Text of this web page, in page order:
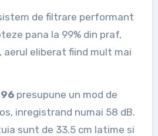
de filtrare performant
pana la 99% din praf,
aerul eliberat fiind mult mai
presupune un mod de
inregistrand numai 58 dB.
sunt de 33.5 cm latime si